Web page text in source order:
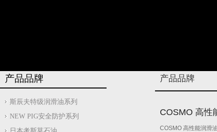
产品品牌
斯辰夫特级润滑油系列
NEW PIG安全防护系列
产品品牌
COSMO 高性
COSMO 高性能润滑